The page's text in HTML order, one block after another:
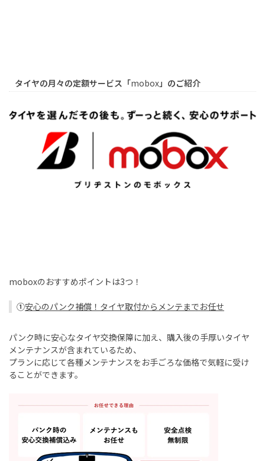
タイヤの月々の定額サービス「mobox」のご紹介
moboxのおすすめポイントは3つ！
①安心のパンク補償！タイヤ取付からメンテまでお任せ
パンク時に安心なタイヤ交換保障に加え、購入後の手厚いタイヤ
メンテナンスが含まれているため、
プランに応じて各種メンテナンスをお手ごろな価格で気軽に受け
ることができます。